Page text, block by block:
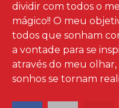
dividir com todos o
mágico!! O meu
todos que sonham
a vontade para se
através do meu olhar,
sonhos se tornam